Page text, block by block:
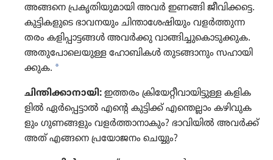
അങ്ങനെ പ്രകൃ​തി​യു​മാ​യി അവർ ഇണങ്ങി ജീവി​ക്കട്ടെ.
കുട്ടി​ക​ളു​ടെ ഭാവന​യും ചിന്താ​ശേ​ഷി​യും വളർത്തുന്ന
തരം കളിപ്പാ​ട്ടങ്ങൾ അവർക്കു വാങ്ങി​ച്ചു​കൊ​ടു​ക്കുക.
അതു​പോ​ലെ​യുള്ള ഹോബി​കൾ തുടങ്ങാ​നും സഹായി​
ക്കുക. a
ചിന്തി​ക്കാ​നാ​യി: ഇത്തരം ക്രി​യേ​റ്റീ​വാ​യി​ട്ടുള്ള കളിക​
ളിൽ ഏർപ്പെ​ട്ടാൽ എന്റെ കുട്ടിക്ക്‌ എന്തെല്ലാം കഴിവു​ക​
ളും ഗുണങ്ങ​ളും വളർത്താ​നാ​കും? ഭാവി​യിൽ അവർക്ക്‌
അത്‌ എങ്ങനെ പ്രയോ​ജനം ചെയ്യും?